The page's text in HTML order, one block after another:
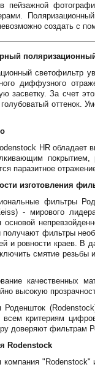
пейзажной
создать с
светофильтр
диффузного
засветку. За счет
голубоватый оттенок.
HR обладает
паразитное
изготовления
фильтры
- мирового
основой
получают фильтры
и ровности краев. В
смятие резьбы
качественных
высокую
Роденшток
всем критериям
доверяют фильтрам
Rodenstock
компания "Rodenstock"